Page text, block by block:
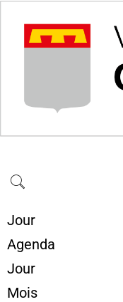
Jour
Agenda
Jour
Mois